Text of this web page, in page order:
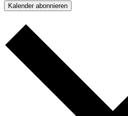
Kalender abonnieren